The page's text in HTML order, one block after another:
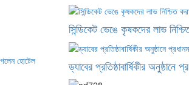
সিন্ডিকেট ভেঙে কৃষকদের লাভ
ড্যাবের প্রতিষ্ঠাবার্ষিকীর অনুষ্ঠানে